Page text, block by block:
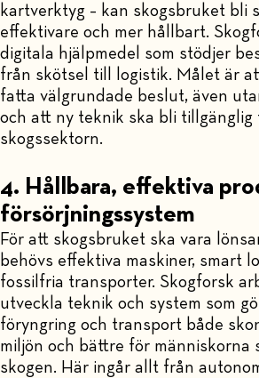
kartverktyg – kan skogsbruket bli
effektivare och mer hållbart.
digitala hjälpmedel som stödjer
från skötsel till logistik. Målet är
fatta välgrundade beslut, även
och att ny teknik ska bli tillgänglig
skogssektorn.
4. Hållbara, effektiva
försörjningssystem
För att skogsbruket ska vara
behövs effektiva maskiner, smart
fossilfria transporter. Skogforsk
utveckla teknik och system som
föryngring och transport både
miljön och bättre för människorna
skogen. Här ingår allt från